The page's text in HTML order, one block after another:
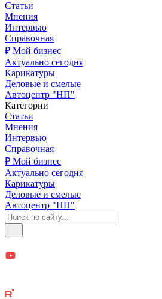
Статьи
Мнения
Интервью
Справочная
₽ Мой бизнес
Актуально сегодня
Карикатуры
Деловые и смелые
Автоцентр "НП"
Категории
Статьи
Мнения
Интервью
Справочная
₽ Мой бизнес
Актуально сегодня
Карикатуры
Деловые и смелые
Автоцентр "НП"